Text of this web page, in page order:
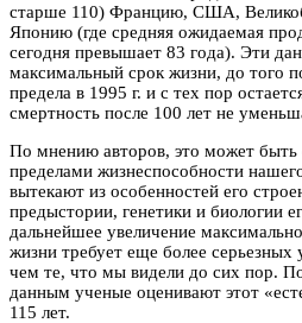
старше 110) Францию, США,
Японию (где средняя ожидаемая
сегодня превышает 83 года). Эти
максимальный срок жизни, до того
предела в 1995 г. и с тех пор
смертность после 100 лет не
По мнению авторов, это может быть
пределами жизнеспособности
вытекают из особенностей его
предыстории, генетики и биологии
дальнейшее увеличение
жизни требует еще более
чем те, что мы видели до сих пор.
данным ученые оценивают этот
115 лет.